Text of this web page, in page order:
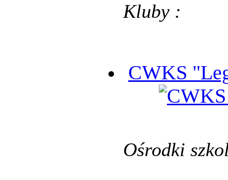
Kluby :
CWKS
Ośrodki